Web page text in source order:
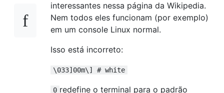
interessantes nessa página da Wikipedia.
Nem todos eles funcionam (por exemplo)
em um console Linux normal.
Isso está incorreto:
\033]00m\] # white
0 redefine o terminal para o padrão